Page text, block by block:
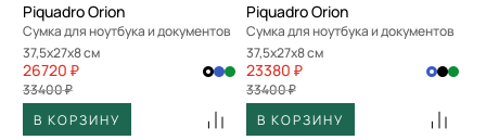
Piquadro Orion
Сумка для ноутбука и документов
37,5x27x8 см
26720 ₽
33400 ₽
В КОРЗИНУ
Piquadro Orion
Сумка для ноутбука и документов
37,5x27x8 см
23380 ₽
33400 ₽
В КОРЗИНУ